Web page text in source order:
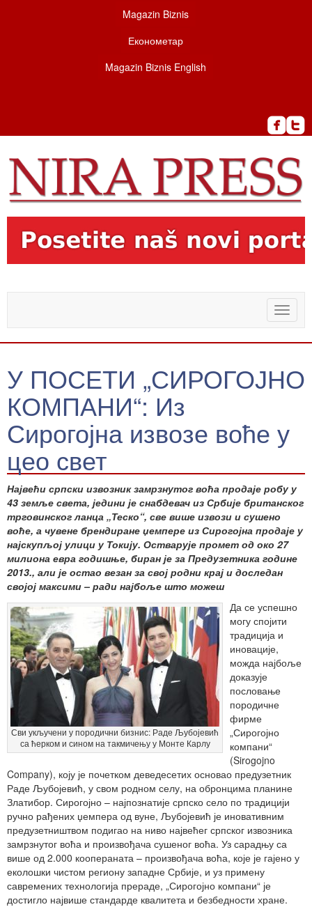
Magazin Biznis
Економетар
Magazin Biznis English
Toggle
У ПОСЕТИ „СИРОГОЈНО
КОМПАНИ“: Из
Сирогојна извозе воће у
цео свет
Највећи српски извозник замрзнутог воћа продаје робу у
43 земље света, једини је снабдевач из Србије британског
трговинског ланца „Теско“, све више извози и сушено
воће, а чувене брендиране џемпере из Сирогојна продаје у
најскупљој улици у Токију. Остварује промет од око 27
милиона евра годишње, биран је за Предузетника године
2013., али је остао везан за свој родни крај и доследан
својој максими – ради најбоље што можеш
Сви укључени у породични бизнис: Раде Љубојевић
са ћерком и сином на такмичењу у Монте Карлу
Да се успешно
могу спојити
традиција и
иновације,
можда најбоље
доказује
пословање
породичне
фирме
„Сирогојно
компани“
(Sirogojno
Company), коју је почетком деведесетих основао предузетник
Раде Љубојевић, у свом родном селу, на обронцима планине
Златибор. Сирогојно – најпознатије српско село по традицији
ручно рађених џемпера од вуне, Љубојевић је иновативним
предузетништвом подигао на ниво највећег српског извозника
замрзнутог воћа и произвођача сушеног воћа. Уз сарадњу са
више од 2.000 коопераната – произвођача воћа, које је гајено у
еколошки чистом региону западне Србије, и уз примену
савремених технологија прераде, „Сирогојно компани“ је
достигло највише стандарде квалитета и безбедности хране.